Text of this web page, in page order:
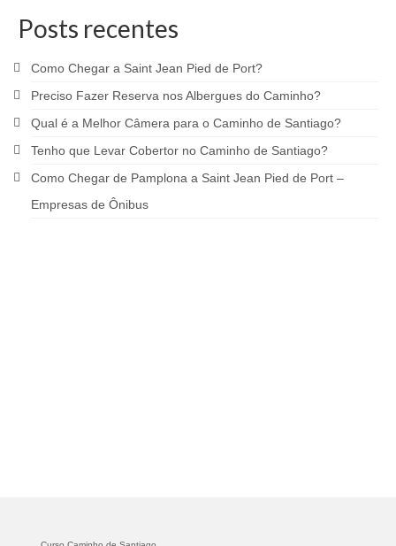
Posts recentes
Como Chegar a Saint Jean Pied de Port?
Preciso Fazer Reserva nos Albergues do Caminho?
Qual é a Melhor Câmera para o Caminho de Santiago?
Tenho que Levar Cobertor no Caminho de Santiago?
Como Chegar de Pamplona a Saint Jean Pied de Port –
Empresas de Ônibus